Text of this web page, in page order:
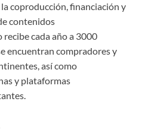
coproducción, financiación y
contenidos
cada año a 3000
encuentran compradores y
así como
y plataformas